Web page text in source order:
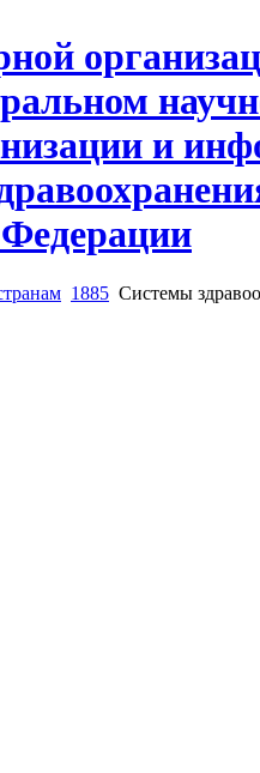
1885 Системы